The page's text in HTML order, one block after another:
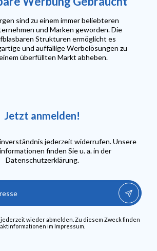
Jetzt anmelden!
jederzeit widerrufen. Unsere
finden Sie u. a. in der
Datenschutzerklärung.
wieder abmelden. Zu diesem Zweck finden
im Impressum.
sind zu einem immer beliebteren
und Marken geworden. Die
Strukturen ermöglicht es
und auffällige Werbelösungen zu
überfüllten Markt abheben.